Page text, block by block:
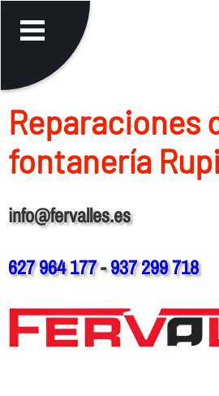
Reparaciones
fontanerí­a
info@fervalles.es
627 964 177-937 299 718